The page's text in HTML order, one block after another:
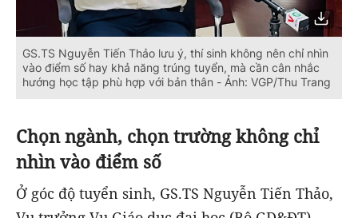
GS.TS Nguyễn Tiến Thảo lưu ý, thí sinh không nên chỉ nhìn
vào điểm số hay khả năng trúng tuyển, mà cần cân nhắc
hướng học tập phù hợp với bản thân - Ảnh: VGP/Thu Trang
Chọn ngành, chọn trường không chỉ
nhìn vào điểm số
Ở góc độ tuyển sinh, GS.TS Nguyễn Tiến Thảo,